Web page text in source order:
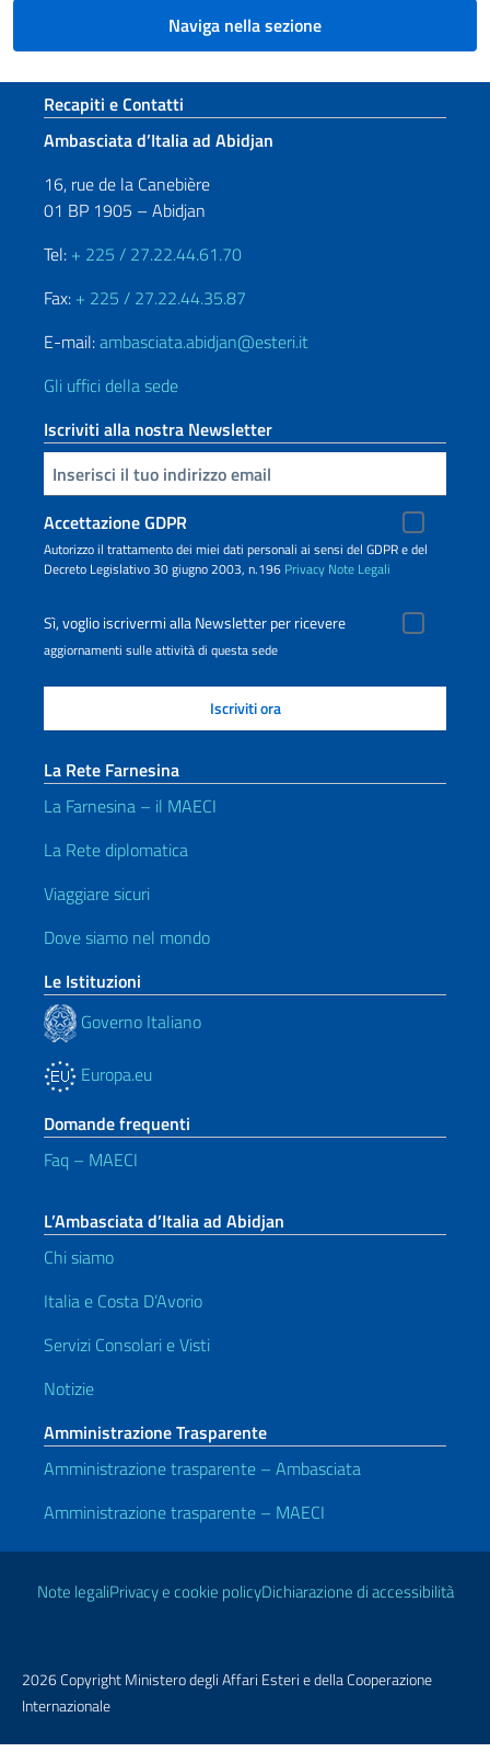
Naviga nella sezione
Sezione footer
Recapiti e Contatti
Ambasciata d’Italia ad Abidjan
16, rue de la Canebière
01 BP 1905 – Abidjan
Tel: + 225 / 27.22.44.61.70
Fax: + 225 / 27.22.44.35.87
E-mail:ambasciata.abidjan@esteri.it
Gli uffici della sede
Iscriviti alla nostra Newsletter
Inserisci la tua email
Accettazione GDPR
Autorizzo il trattamento dei miei dati personali ai sensi del GDPR e del
Decreto Legislativo 30 giugno 2003, n.196 Privacy Note Legali
Sì, voglio iscrivermi alla Newsletter per ricevere
aggiornamenti sulle attività di questa sede
La Rete Farnesina
La Farnesina – il MAECI
La Rete diplomatica
Viaggiare sicuri
Dove siamo nel mondo
Le Istituzioni
Governo Italiano
Europa.eu
Domande frequenti
Faq – MAECI
L’Ambasciata d’Italia ad Abidjan
Chi siamo
Italia e Costa D’Avorio
Servizi Consolari e Visti
Notizie
Amministrazione Trasparente
Amministrazione trasparente – Ambasciata
Amministrazione trasparente – MAECI
Link Utili
Note legaliPrivacy e cookie policyDichiarazione di accessibilità
2026 Copyright Ministero degli Affari Esteri e della Cooperazione
Internazionale